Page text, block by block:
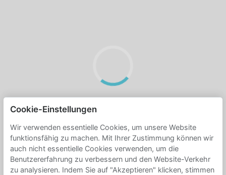
Cookie-Einstellungen
Wir verwenden essentielle Cookies, um unsere Website
funktionsfähig zu machen. Mit Ihrer Zustimmung können wir
auch nicht essentielle Cookies verwenden, um die
Benutzererfahrung zu verbessern und den Website-Verkehr
zu analysieren. Indem Sie auf "Akzeptieren" klicken, stimmen